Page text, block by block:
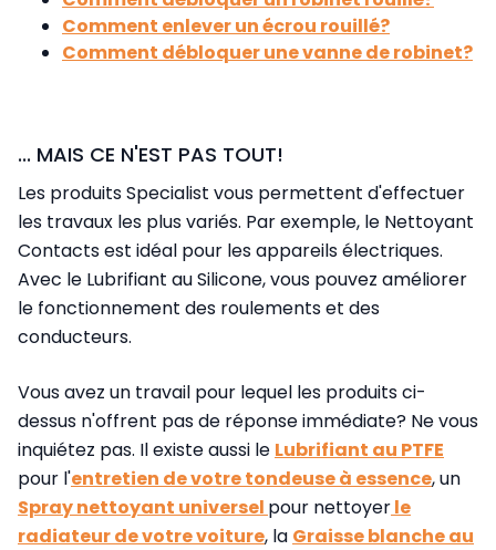
Comment enlever un écrou rouillé?
Comment débloquer une vanne de robinet?
... MAIS CE N'EST PAS TOUT!
Les produits Specialist vous permettent d'effectuer
les travaux les plus variés. Par exemple, le Nettoyant
Contacts est idéal pour les appareils électriques.
Avec le Lubrifiant au Silicone, vous pouvez améliorer
le fonctionnement des roulements et des
conducteurs.
Vous avez un travail pour lequel les produits ci-
dessus n'offrent pas de réponse immédiate? Ne vous
inquiétez pas. Il existe aussi le Lubrifiant au PTFE
pour l'entretien de votre tondeuse à essence, un
Spray nettoyant universel pour nettoyerle
radiateur de votre voiture, la Graisse blanche au